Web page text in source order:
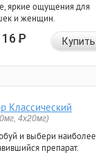
яркие ощущения для
и женщин.
Р Купить
Классический
4x20мг)
и выбери наиболее
препарат.